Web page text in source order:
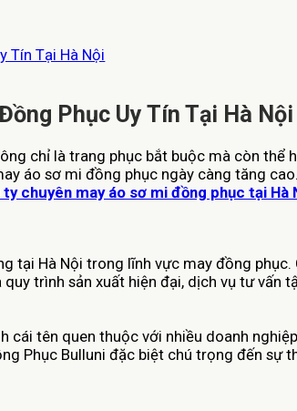
Tín Tại Hà Nội
Phục Uy Tín Tại Hà Nội
chỉ là trang phục bắt buộc mà còn thể
áo sơ mi đồng phục ngày càng tăng
chuyên may áo sơ mi đồng phục tại Hà
tại Hà Nội trong lĩnh vực may đồng
trình sản xuất hiện đại, dịch vụ tư
cái tên quen thuộc với nhiều doanh
Phục Bulluni đặc biệt chú trọng đến